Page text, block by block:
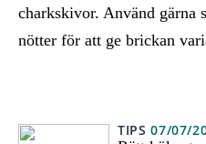
charkskivor. Använd gärna
nötter för att ge brickan
TIPS 07/07/